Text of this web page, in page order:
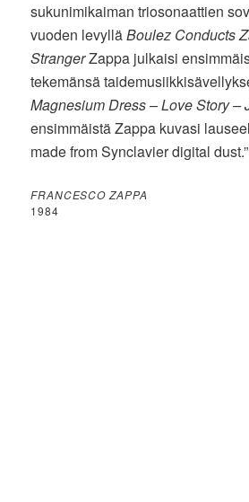
sukunimikaiman triosonaattien
vuoden levylläBoulez Conducts
StrangerZappa julkaisi
tekemänsä
Magnesium Dress – Love Story –
ensimmäistä Zappa kuvasi
made from Synclavier digital dust.”
FRANCESCO ZAPPA
1984